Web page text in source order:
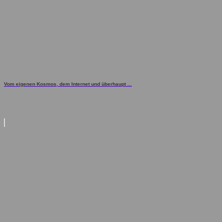
Vom eigenen Kosmos, dem Internet und überhaupt ...